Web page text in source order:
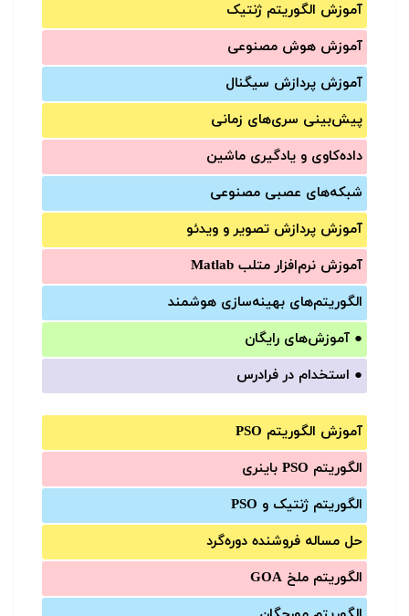
آموزش الگوریتم ژنتیک
آموزش‌ هوش مصنوعی
آموزش‌ پردازش سیگنال
پیش‌‌بینی سری‌‌های زمانی
داده‌کاوی و یادگیری ماشین
شبکه‌های عصبی مصنوعی
آموزش‌ پردازش تصویر و ویدئو
آموزش‌ نرم‌افزار متلب Matlab
الگوریتم‌های بهینه‌سازی هوشمند
● آموزش‌های رایگان
● استخدام در فرادرس
آموزش الگوریتم PSO
الگوریتم PSO باینری
الگوریتم ژنتیک و PSO
حل مساله فروشنده دوره‌گرد
الگوریتم ملخ GOA